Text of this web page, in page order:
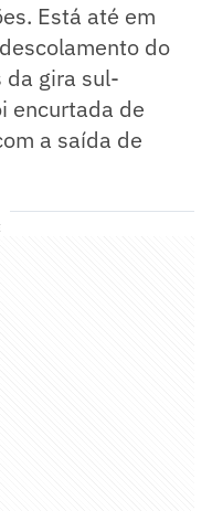
Está até em
do
da gira sul-
encurtada de
a saída de